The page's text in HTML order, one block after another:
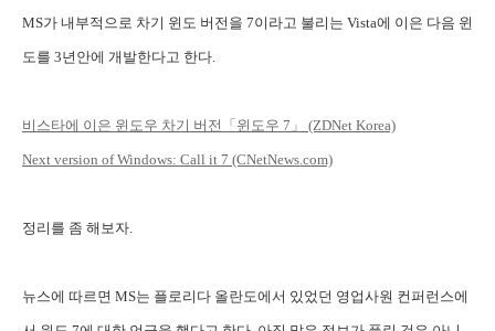
MS가 내부적으로 차기 윈도 버전을 7이라고 불리는 Vista에 이은 다음 윈
도를 3년안에 개발한다고 한다.
비스타에 이은 윈도우 차기 버전「윈도우 7」 (ZDNet Korea)
Next version of Windows: Call it 7 (CNetNews.com)
정리를 좀 해보자.
뉴스에 따르면 MS는 플로리다 올란도에서 있었던 영업사원 컨퍼런스에